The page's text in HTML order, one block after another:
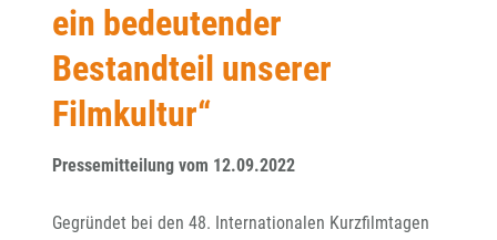
ein bedeutender
Bestandteil unserer
Filmkultur“
Pressemitteilung vom 12.09.2022
Gegründet bei den 48. Internationalen Kurzfilmtagen